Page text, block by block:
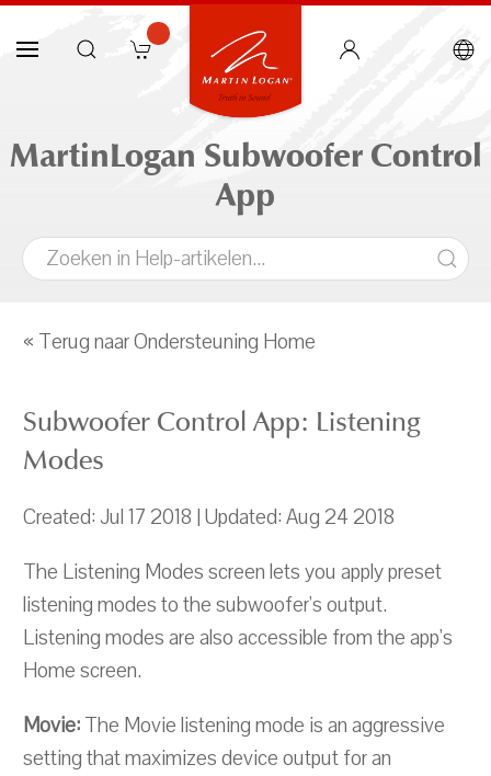
MartinLogan Subwoofer Control
App
« Terug naar Ondersteuning Home
Subwoofer Control App: Listening
Modes
Created: Jul 17 2018 | Updated: Aug 24 2018
The Listening Modes screen lets you apply preset
listening modes to the subwoofer's output.
Listening modes are also accessible from the app's
Home screen.
Movie:The Movie listening mode is an aggressive
setting that maximizes device output for an